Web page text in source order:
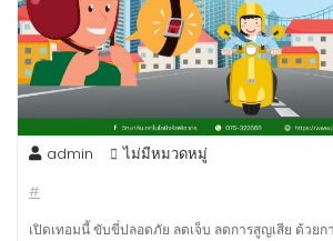
admin ไม่มีหมวดหมู่
#
เปิดเทอมนี้ ขับขี่ปลอดภัย ลดเจ็บ ลดการสูญเสีย ด้วยก